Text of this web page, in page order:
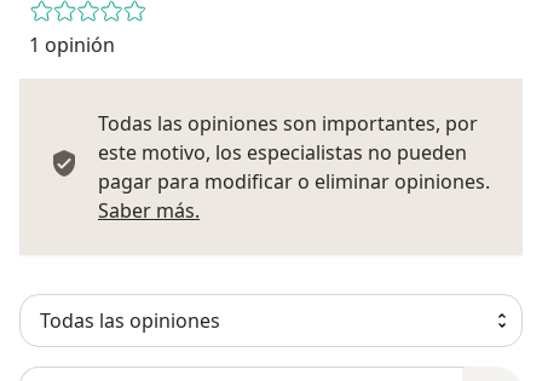
1 opinión
Todas las opiniones son importantes, por
este motivo, los especialistas no pueden
pagar para modificar o eliminar opiniones.
Saber más.